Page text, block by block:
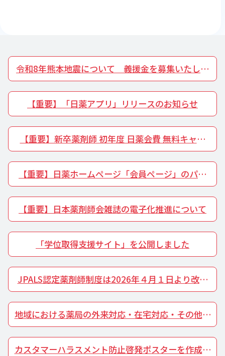
令和8年熊本地震について 義援金を募集いたしま
す
【重要】「日薬アプリ」リリースのお知らせ
【重要】新卒薬剤師 初年度 日薬会費 無料キャン
ペーンを開催いたします
【重要】日薬ホームページ「会員ページ」のパス
ワードルール変更について
【重要】日本薬剤師会雑誌の電子化推進について
「学位取得支援サイト」を公開しました
JPALS認定薬剤師制度は2026年４月１日より改正
しました
地域における薬局の外来対応・在宅対応・その他薬
局機能に係る体制
カスタマーハラスメント防止啓発ポスターを作成し